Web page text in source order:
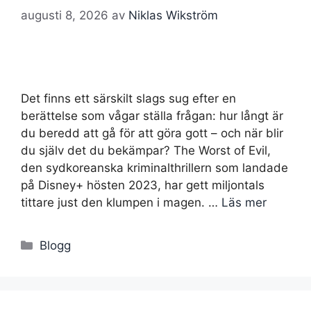
augusti 8, 2026 av Niklas Wikström
Det finns ett särskilt slags sug efter en
berättelse som vågar ställa frågan: hur långt är
du beredd att gå för att göra gott – och när blir
du själv det du bekämpar? The Worst of Evil,
den sydkoreanska kriminalthrillern som landade
på Disney+ hösten 2023, har gett miljontals
tittare just den klumpen i magen. … Läs mer
Kategorier
Blogg